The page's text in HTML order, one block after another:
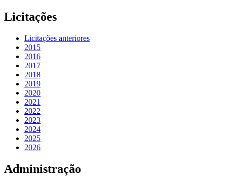
Licitações
Licitações anteriores
2015
2016
2017
2018
2019
2020
2021
2022
2023
2024
2025
2026
Administração